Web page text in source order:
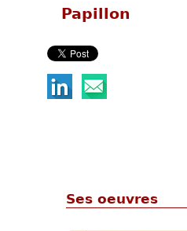
Papillon
Ses oeuvres